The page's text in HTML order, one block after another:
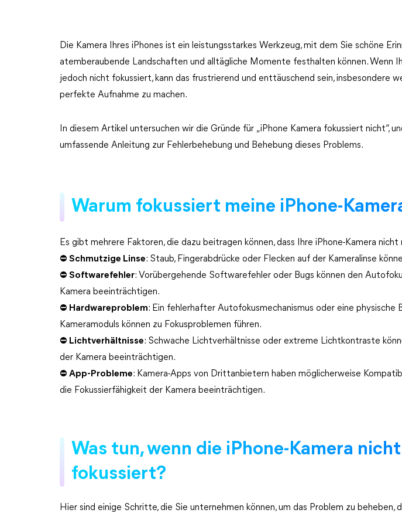
Die Kamera Ihres iPhones ist ein leistungsstarkes Werkzeug, mit dem Sie schöne
atemberaubende Landschaften und alltägliche Momente festhalten können. Wenn
jedoch nicht fokussiert, kann das frustrierend und enttäuschend sein, insbesondere
perfekte Aufnahme zu machen.
In diesem Artikel untersuchen wir die Gründe für „iPhone Kamera fokussiert nicht“,
umfassende Anleitung zur Fehlerbehebung und Behebung dieses Problems.
Warum fokussiert meine iPhone-
Es gibt mehrere Faktoren, die dazu beitragen können, dass Ihre iPhone-Kamera
⛔ Schmutzige Linse: Staub, Fingerabdrücke oder Flecken auf der Kameralinse
⛔ Softwarefehler: Vorübergehende Softwarefehler oder Bugs können den
Kamera beeinträchtigen.
⛔ Hardwareproblem: Ein fehlerhafter Autofokusmechanismus oder eine physische
Kameramoduls können zu Fokusproblemen führen.
⛔ Lichtverhältnisse: Schwache Lichtverhältnisse oder extreme Lichtkontraste
der Kamera beeinträchtigen.
⛔ App-Probleme: Kamera-Apps von Drittanbietern haben möglicherweise
die Fokussierfähigkeit der Kamera beeinträchtigen.
Was tun, wenn die iPhone-Kamera nicht
fokussiert?
Hier sind einige Schritte, die Sie unternehmen können, um das Problem zu beheben,